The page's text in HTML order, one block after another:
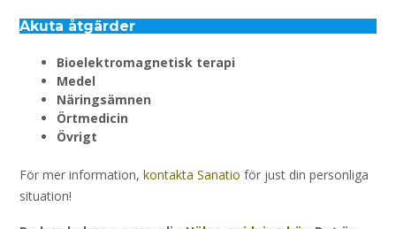
Akuta åtgärder
Bioelektromagnetisk terapi
Medel
Näringsämnen
Örtmedicin
Övrigt
För mer information, kontakta Sanatio för just din personliga
situation!